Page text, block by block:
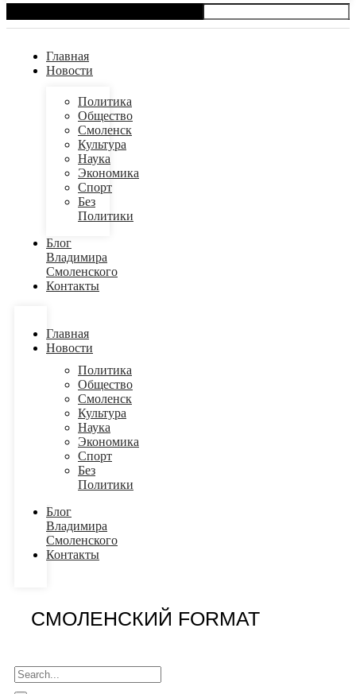
Главная
Новости
Политика
Общество
Смоленск
Культура
Наука
Экономика
Спорт
Без
Политики
Блог
Владимира
Смоленского
Контакты
Главная
Новости
Политика
Общество
Смоленск
Культура
Наука
Экономика
Спорт
Без
Политики
Блог
Владимира
Смоленского
Контакты
СМОЛЕНСКИЙ FORMAT